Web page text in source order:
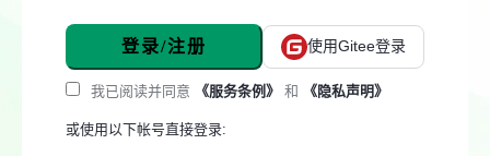
登录/注册 使用Gitee登录
我已阅读并同意 《服务条例》 和 《隐私声明》
或使用以下帐号直接登录: